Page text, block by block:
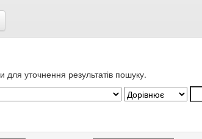
для уточнення результатів пошуку.